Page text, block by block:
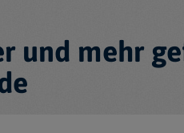
und mehr